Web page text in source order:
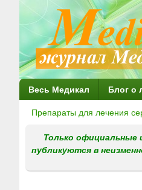
Г
л
в
н
Весь Медикал Блог о
Вы
здесь
Препараты для лечения
Только официальные
публикуются в